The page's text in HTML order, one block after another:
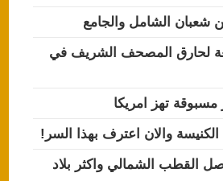
شعبان الشامل والجامع
لحارق المصحف الشريف في
تهز امريكا
القطب الشمالي واكثر بلاد